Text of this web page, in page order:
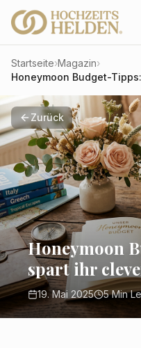
Startseite›Magazin›
Zurück
Honeymoon
spart ihr
19. Mai 2025 5Min